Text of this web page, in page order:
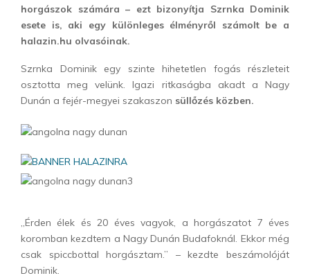
horgászok számára – ezt bizonyítja Szrnka Dominik
esete is, aki egy különleges élményről számolt be a
halazin.hu olvasóinak.
Szrnka Dominik egy szinte hihetetlen fogás részleteit
osztotta meg velünk. Igazi ritkaságba akadt a Nagy
Dunán a fejér-megyei szakaszon süllőzés közben.
„Érden élek és 20 éves vagyok, a horgászatot 7 éves
koromban kezdtem a Nagy Dunán Budafoknál. Ekkor még
csak spiccbottal horgásztam.” – kezdte beszámolóját
Dominik.